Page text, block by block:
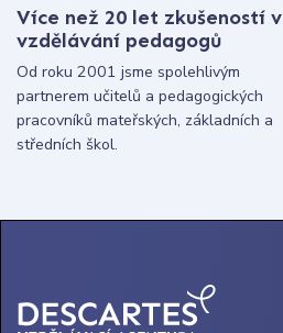
Více než 20 let zkušeností
vzdělávání pedagogů
Od roku 2001 jsme spolehlivým
partnerem učitelů a pedagogických
pracovníků mateřských, základních a
středních škol.